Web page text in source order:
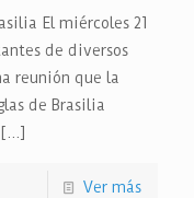
El miércoles 21
de diversos
reunión que la
de Brasilia
[…]
Ver más